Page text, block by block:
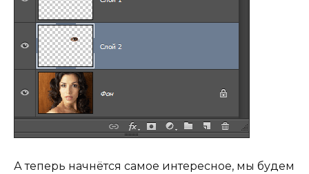
А теперь начнётся самое интересное, мы будем